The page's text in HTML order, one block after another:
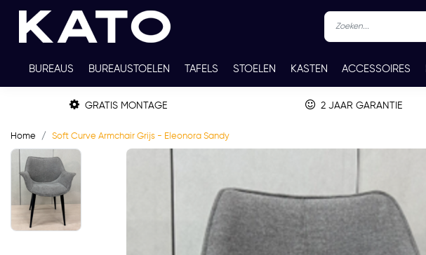
BUREAUS BUREAUSTOELEN TAFELS STOELEN KASTEN ACCESSOIRES
TWEEDEHANDS THUISWERKPLEKKEN WERKBLADKLEUREN CONTACT
GRATIS MONTAGE 2 JAAR GARANTIE
Home Soft Curve Armchair Grijs - Eleonora Sandy